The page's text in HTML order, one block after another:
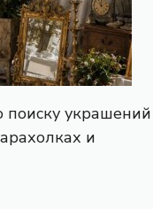
украшений
и